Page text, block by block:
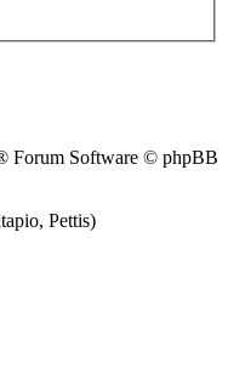
Forum Software © phpBB
Pettis)